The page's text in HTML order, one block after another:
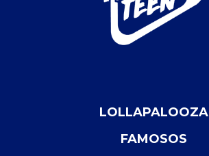
LOLLAPALOOZA
FAMOSOS